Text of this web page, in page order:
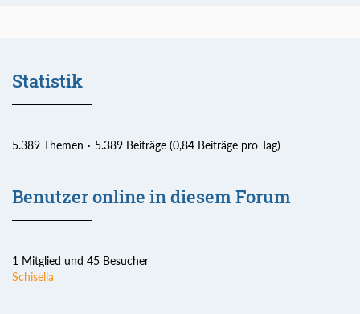
Statistik
5.389 Themen 5.389 Beiträge (0,84 Beiträge pro Tag)
Benutzer online in diesem Forum
1 Mitglied und 45 Besucher
Schisella